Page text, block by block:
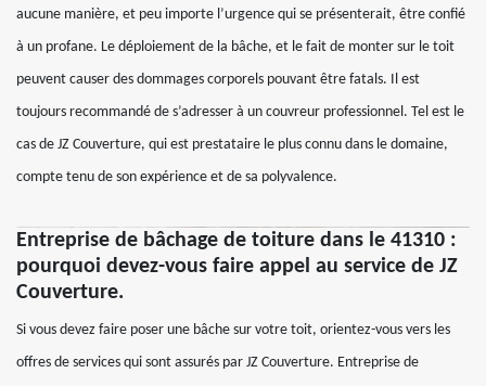
aucune manière, et peu importe l’urgence qui se présenterait, être confié
à un profane. Le déploiement de la bâche, et le fait de monter sur le toit
peuvent causer des dommages corporels pouvant être fatals. Il est
toujours recommandé de s’adresser à un couvreur professionnel. Tel est le
cas de JZ Couverture, qui est prestataire le plus connu dans le domaine,
compte tenu de son expérience et de sa polyvalence.
Entreprise de bâchage de toiture dans le 41310 :
pourquoi devez-vous faire appel au service de JZ
Couverture.
Si vous devez faire poser une bâche sur votre toit, orientez-vous vers les
offres de services qui sont assurés par JZ Couverture. Entreprise de